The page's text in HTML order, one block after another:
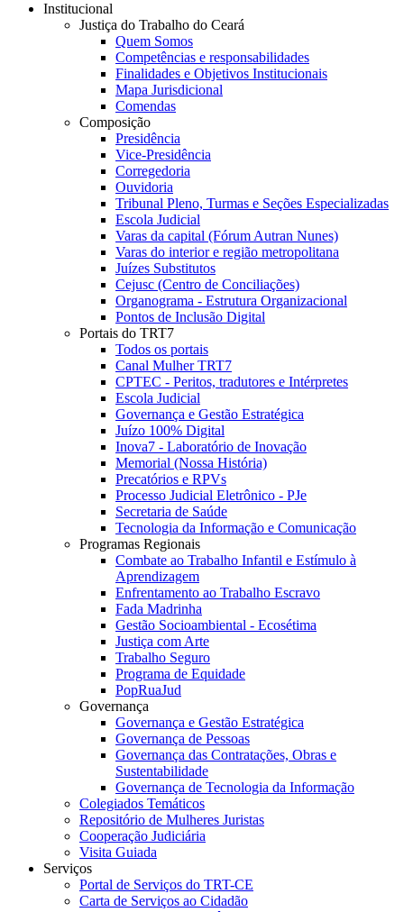
Institucional
Justiça do Trabalho do Ceará
Quem Somos
Competências e responsabilidades
Finalidades e Objetivos Institucionais
Mapa Jurisdicional
Comendas
Composição
Presidência
Vice-Presidência
Corregedoria
Ouvidoria
Tribunal Pleno, Turmas e Seções Especializadas
Escola Judicial
Varas da capital (Fórum Autran Nunes)
Varas do interior e região metropolitana
Juízes Substitutos
Cejusc (Centro de Conciliações)
Organograma - Estrutura Organizacional
Pontos de Inclusão Digital
Portais do TRT7
Todos os portais
Canal Mulher TRT7
CPTEC - Peritos, tradutores e Intérpretes
Escola Judicial
Governança e Gestão Estratégica
Juízo 100% Digital
Inova7 - Laboratório de Inovação
Memorial (Nossa História)
Precatórios e RPVs
Processo Judicial Eletrônico - PJe
Secretaria de Saúde
Tecnologia da Informação e Comunicação
Programas Regionais
Combate ao Trabalho Infantil e Estímulo à
Aprendizagem
Enfrentamento ao Trabalho Escravo
Fada Madrinha
Gestão Socioambiental - Ecosétima
Justiça com Arte
Trabalho Seguro
Programa de Equidade
PopRuaJud
Governança
Governança e Gestão Estratégica
Governança de Pessoas
Governança das Contratações, Obras e
Sustentabilidade
Governança de Tecnologia da Informação
Colegiados Temáticos
Repositório de Mulheres Juristas
Cooperação Judiciária
Visita Guiada
Serviços
Portal de Serviços do TRT-CE
Carta de Serviços ao Cidadão